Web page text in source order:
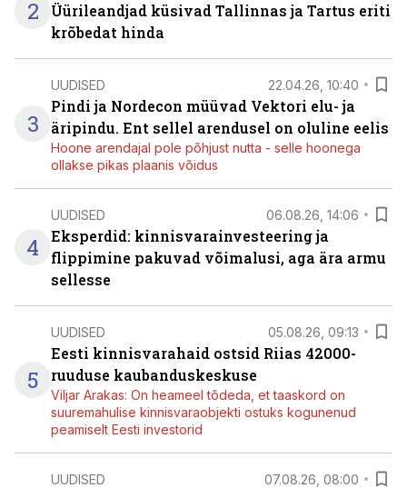
2
Üürileandjad küsivad Tallinnas ja Tartus eriti
krõbedat hinda
3
UUDISED 22.04.26, 10:40
Pindi ja Nordecon müüvad Vektori elu- ja
äripindu. Ent sellel arendusel on oluline eelis
Hoone arendajal pole põhjust nutta - selle hoonega
ollakse pikas plaanis võidus
4
UUDISED 06.08.26, 14:06
Eksperdid: kinnisvarainvesteering ja
flippimine pakuvad võimalusi, aga ära armu
sellesse
5
UUDISED 05.08.26, 09:13
Eesti kinnisvarahaid ostsid Riias 42000-
ruuduse kaubanduskeskuse
Viljar Arakas: On heameel tõdeda, et taaskord on
suuremahulise kinnisvaraobjekti ostuks kogunenud
peamiselt Eesti investorid
UUDISED 07.08.26, 08:00